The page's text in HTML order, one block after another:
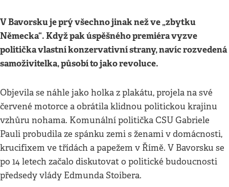
V Bavorsku je prý všechno jinak než ve „zbytku
Německa“. Když pak úspěšného premiéra vyzve
politička vlastní konzervativní strany, navíc rozvedená
samoživitelka, působí to jako revoluce.
Objevila se náhle jako holka z plakátu, projela na své
červené motorce a obrátila klidnou politickou krajinu
vzhůru nohama. Komunální politička CSU Gabriele
Pauli probudila ze spánku zemi s ženami v domácnosti,
krucifixem ve třídách a papežem v Římě. V Bavorsku se
po 14 letech začalo diskutovat o politické budoucnosti
předsedy vlády Edmunda Stoibera.